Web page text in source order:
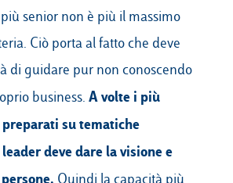
senior non è più il massimo
Ciò porta al fatto che deve
di guidare pur non conoscendo
business. A volte i più
su tematiche
deve dare la visione e
Quindi la capacità più